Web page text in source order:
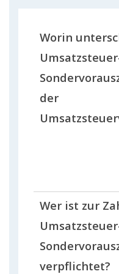
Worin
der
Wer ist zur
verpflichtet?